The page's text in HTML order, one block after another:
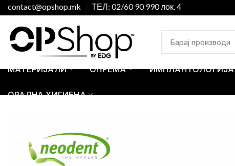
contact@opshop.mk ТЕЛ: 02/60 90 990 лок. 4
МАТЕРИЈАЛИ ОПРЕМА ИМПЛАНТОЛОГИЈА
ОРАЛНА ХИГИЕНА